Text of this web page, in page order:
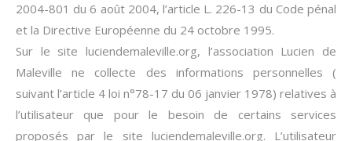
2004-801 du 6 août 2004, l’article L. 226-13 du Code pénal
et la Directive Européenne du 24 octobre 1995.
Sur le site luciendemaleville.org, l’association Lucien de
Maleville ne collecte des informations personnelles (
suivant l’article 4 loi n°78-17 du 06 janvier 1978) relatives à
l’utilisateur que pour le besoin de certains services
proposés par le site luciendemaleville.org. L’utilisateur